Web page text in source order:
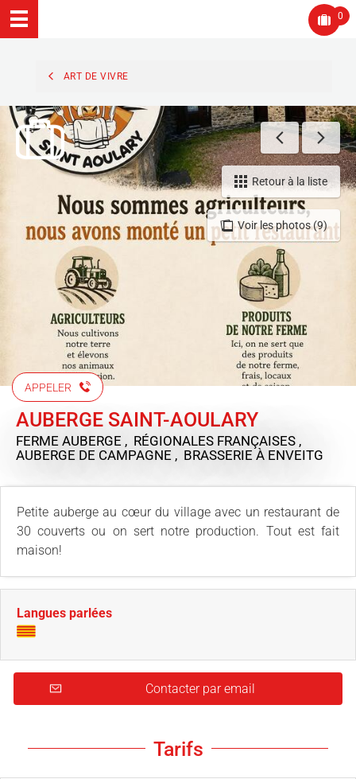
0
ART DE VIVRE
Voir les photos (9)
Retour à la liste
APPELER
AUBERGE SAINT-AOULARY
FERME AUBERGE , RÉGIONALES FRANÇAISES ,
AUBERGE DE CAMPAGNE , BRASSERIE À ENVEITG
Petite auberge au cœur du village avec un restaurant de
30 couverts ou on sert notre production. Tout est fait
maison!
Langues parlées
Contacter par email
Tarifs